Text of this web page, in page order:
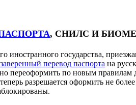
, СНИЛС И
иностранного государства,
перевод паспорта на
переоформить по новым правилам
разрешается оформить не